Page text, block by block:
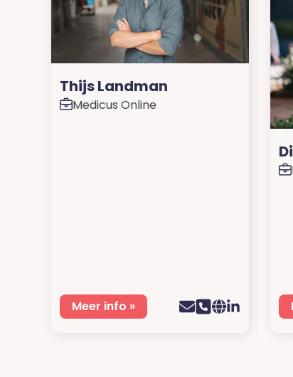
Thijs Landman
Medicus Online
Meer info »